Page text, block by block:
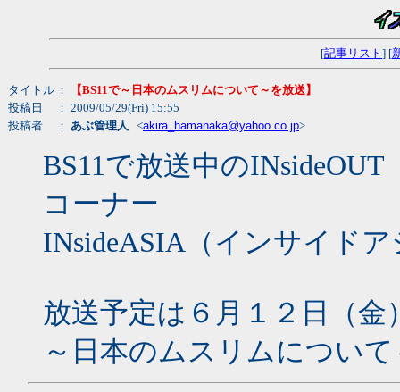
[記事リスト ] [
タイトル ：
【BS11で～日本のムスリムについて～を放送】
投稿日
： 2009/05/29(Fri) 15:55
投稿者
： あぶ管理人 <akira_hamanaka@yahoo.co.jp>
BS11で放送中の
コーナー
INsideASIA（インサイド
放送予定は６月１２日（金
～日本のムスリムについ